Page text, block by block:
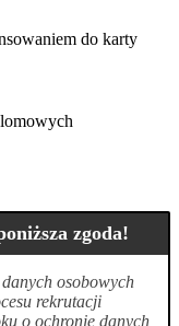
do karty
zgoda!
osobowych
rekrutacji
o ochronie danych